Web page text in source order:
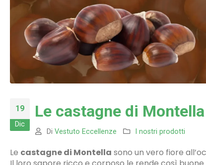
19
Dic
Le castagne di Montella
Di Vestuto Eccellenze I nostri prodotti
Le castagne di Montella sono un vero fiore